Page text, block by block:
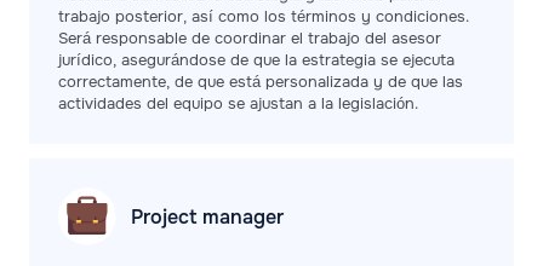
trabajo posterior, así como los términos y condiciones.
Será responsable de coordinar el trabajo del asesor
jurídico, asegurándose de que la estrategia se ejecuta
correctamente, de que está personalizada y de que las
actividades del equipo se ajustan a la legislación.
Project manager